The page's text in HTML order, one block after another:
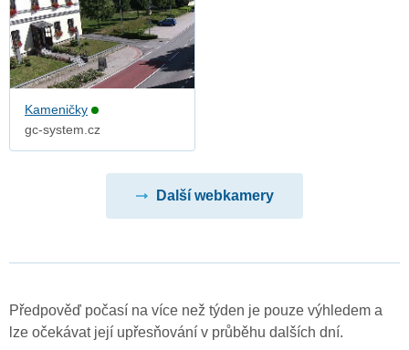
Kameničky
gc-system.cz
Další webkamery
Předpověď počasí na více než týden je pouze výhledem a
lze očekávat její upřesňování v průběhu dalších dní.